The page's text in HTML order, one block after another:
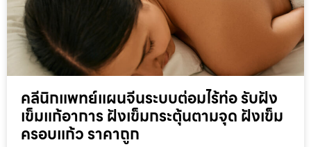
คลีนิกแพทย์แผนจีนระบบต่อมไร้ท่อ รับฝัง
เข็มแก้อาการ ฝังเข็มกระตุ้นตามจุด ฝังเข็ม
ครอบแก้ว ราคาถูก